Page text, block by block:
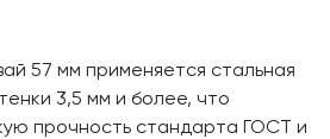
57 мм применяется стальная
3,5 мм и более, что
прочность стандарта ГОСТ и